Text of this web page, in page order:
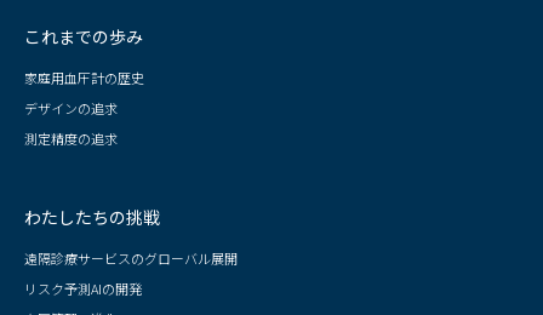
これまでの歩み
家庭用血圧計の歴史
デザインの追求
測定精度の追求
わたしたちの挑戦
遠隔診療サービスのグローバル展開
リスク予測AIの開発